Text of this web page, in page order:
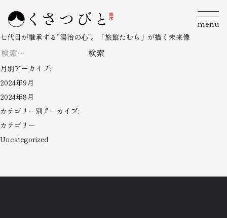
menu
七代目が継承する“湯治の心”。「旅館たむら」が描く未来像
検
索:
月別アーカイブ:
2024年9月
2024年8月
カテゴリー別アーカイブ:
カテゴリー
Uncategorized